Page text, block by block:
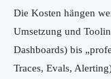
Die Kosten hängen
Umsetzung und
Dashboards) bis
Traces, Evals,